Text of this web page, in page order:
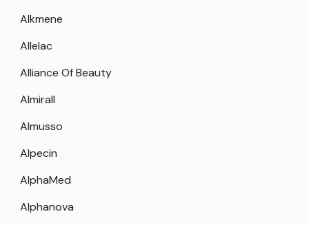
Alkmene
Allelac
Alliance Of Beauty
Almirall
Almusso
Alpecin
AlphaMed
Alphanova